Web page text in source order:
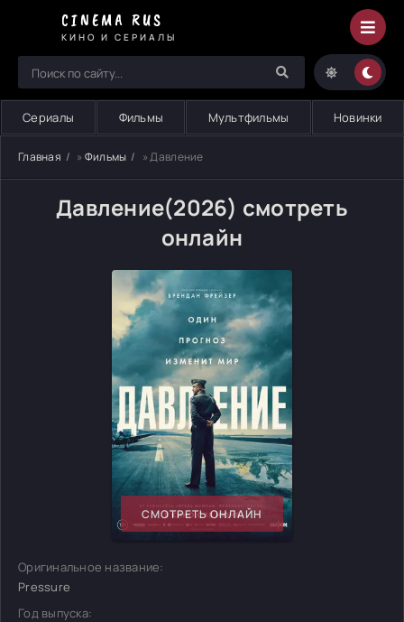
CINEMA RUS
КИНО И СЕРИАЛЫ
Сериалы Фильмы Мультфильмы Новинки
Главная » Фильмы » Давление
Давление(2026) смотреть
онлайн
СМОТРЕТЬ ОНЛАЙН
Оригинальное название:
Pressure
Год выпуска: